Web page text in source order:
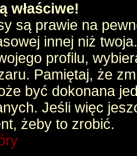
właściwe!
są prawie na
innej niż
profilu,
Pamiętaj, że
być dokonana
Jeśli więc
żeby to zrobić.